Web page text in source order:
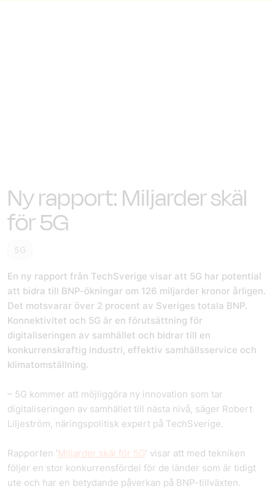
Ny rapport: Miljarder skäl
för 5G
5G
En ny rapport från TechSverige visar att 5G har potential
att bidra till BNP-ökningar om 126 miljarder kronor årligen.
Det motsvarar över 2 procent av Sveriges totala BNP.
Konnektivitet och 5G är en förutsättning för
digitaliseringen av samhället och bidrar till en
konkurrenskraftig industri, effektiv samhällsservice och
klimatomställning.
– 5G kommer att möjliggöra ny innovation som tar
digitaliseringen av samhället till nästa nivå, säger Robert
Liljeström, näringspolitisk expert på TechSverige.
Rapporten ’Miljarder skäl för 5G’ visar att med tekniken
följer en stor konkurrensfördel för de länder som är tidigt
ute och har en betydande påverkan på BNP-tillväxten.